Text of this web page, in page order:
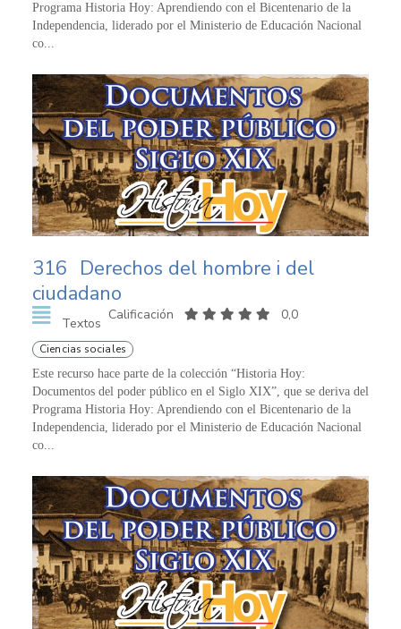
Programa Historia Hoy: Aprendiendo con el Bicentenario de la
Independencia, liderado por el Ministerio de Educación Nacional
co...
316 Derechos del hombre i del
ciudadano
Textos
Calificación 0,0
Ciencias sociales
Este recurso hace parte de la colección “Historia Hoy:
Documentos del poder público en el Siglo XIX”, que se deriva del
Programa Historia Hoy: Aprendiendo con el Bicentenario de la
Independencia, liderado por el Ministerio de Educación Nacional
co...